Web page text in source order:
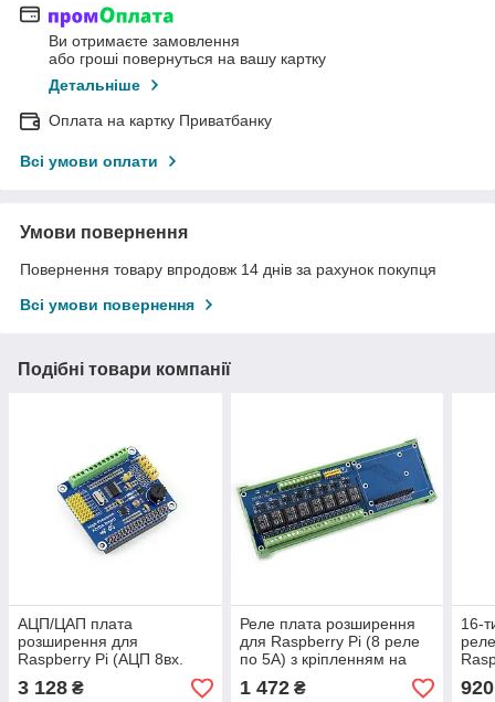
Ви отримаєте замовлення
або гроші повернуться на вашу картку
Детальніше
Оплата на картку Приватбанку
Всі умови оплати
Умови повернення
Повернення товару впродовж 14 днів за рахунок покупця
Всі умови повернення
Подібні товари компанії
АЦП/ЦАП плата
розширення для
Raspberry Pi (АЦП 8вх.
24біт, ЦАП 2вих. 16біт)
3 128 ₴
Реле плата розширення
для Raspberry Pi (8 реле
по 5А) з кріпленням на
DIN рейку
1 472₴
16-
920